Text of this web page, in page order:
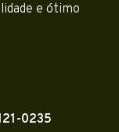
e ótimo
0235